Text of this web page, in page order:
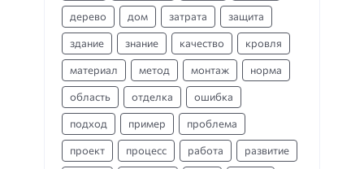
дерево дом затрата защита
здание знание качество кровля
материал метод монтаж норма
область отделка ошибка
подход пример проблема
проект процесс работа развитие